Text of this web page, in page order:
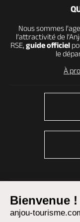
Bienvenue !
anjou-
Nous sommes
l’attractivité de
RSE, guide officiel
le
À
Mentions